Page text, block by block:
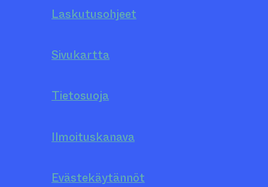
Laskutusohjeet
Sivukartta
Tietosuoja
Ilmoituskanava
Evästekäytännöt